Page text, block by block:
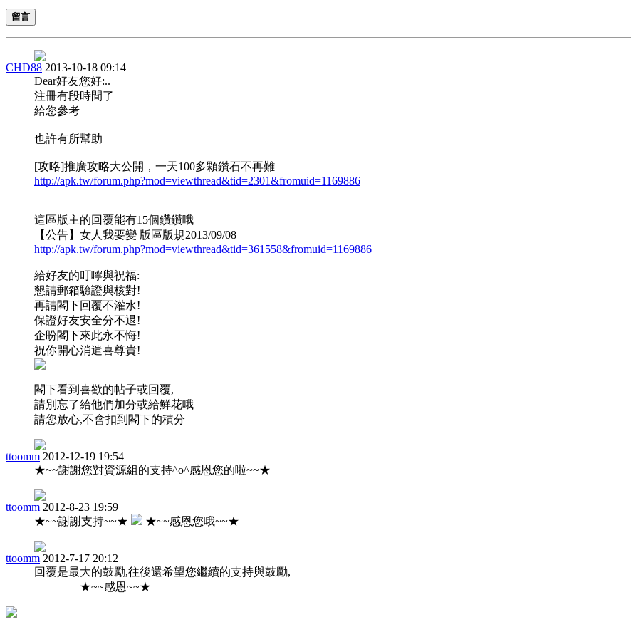
留言
CHD88 2013-10-18 09:14
Dear好友您好:..
注冊有段時間了
給您參考
也許有所幫助
[攻略]推廣攻略大公開，一天100多顆鑽石不再難
http://apk.tw/forum.php?mod=viewthread&tid=2301&fromuid=1169886
這區版主的回覆能有15個鑽鑽哦
【公告】女人我要變 版區版規2013/09/08
http://apk.tw/forum.php?mod=viewthread&tid=361558&fromuid=1169886
給好友的叮嚀與祝福:
懇請郵箱驗證與核對!
再請閣下回覆不灌水!
保證好友安全分不退!
企盼閣下來此永不悔!
祝你開心消遣喜尊貴!
閣下看到喜歡的帖子或回覆,
請別忘了給他們加分或給鮮花哦
請您放心,不會扣到閣下的積分
ttoomm 2012-12-19 19:54
★~~謝謝您對資源組的支持^o^感恩您的啦~~★
ttoomm 2012-8-23 19:59
★~~謝謝支持~~★
★~~感恩您哦~~★
ttoomm 2012-7-17 20:12
回覆是最大的鼓勵,往後還希望您繼續的支持與鼓勵,
★~~感恩~~★